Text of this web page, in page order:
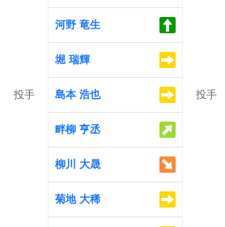
投手 投手
河野 竜生
堀 瑞輝
島本 浩也
畔柳 亨丞
柳川 大晟
菊地 大稀